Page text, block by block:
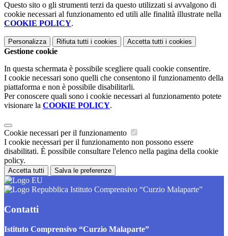
Questo sito o gli strumenti terzi da questo utilizzati si avvalgono di
cookie necessari al funzionamento ed utili alle finalità illustrate nella
COOKIE POLICY.
Personalizza Rifiuta tutti i cookies Accetta tutti i cookies
Gestione cookie
In questa schermata è possibile scegliere quali cookie consentire.
I cookie necessari sono quelli che consentono il funzionamento della
piattaforma e non è possibile disabilitarli.
Per conoscere quali sono i cookie necessari al funzionamento potete
visionare la COOKIE POLICY.
Cookie necessari per il funzionamento
I cookie necessari per il funzionamento non possono essere
disabilitati. È possibile consultare l'elenco nella pagina della cookie
policy.
Accetta tutti Salva le preferenze
Istituto Comprensivo “Curzio Malaparte”
Contatti
Istituto Comprensivo “Curzio Malaparte”